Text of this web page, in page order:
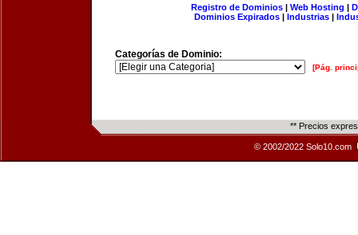
Registro de Dominios| Web Hosting |
Dominios Expirados | Industrias |
Categorías de Dominio:
[Pág.
** Precios
© 2002/2022 Solo10.com